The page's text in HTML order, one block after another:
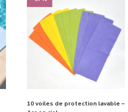
10 voiles de protection lavable –